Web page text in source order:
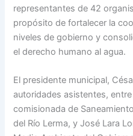
representantes de 42
propósito de fortalecer la
niveles de gobierno y
el derecho humano al agua.
El presidente municipal,
autoridades asistentes,
comisionada de
del Río Lerma, y José Lara